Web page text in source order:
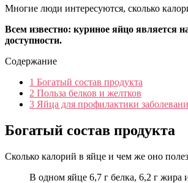
Многие люди интересуются, сколько
Всем известно: куриное яйцо является
доступности.
Содержание
1 Богатый состав продукта
2 Польза белков и желтков
3 Яйца для профилактики
Богатый состав продукта
Сколько калорий в яйце и чем же оно
В одном яйце 6,7 г белка, 6,2 г жира